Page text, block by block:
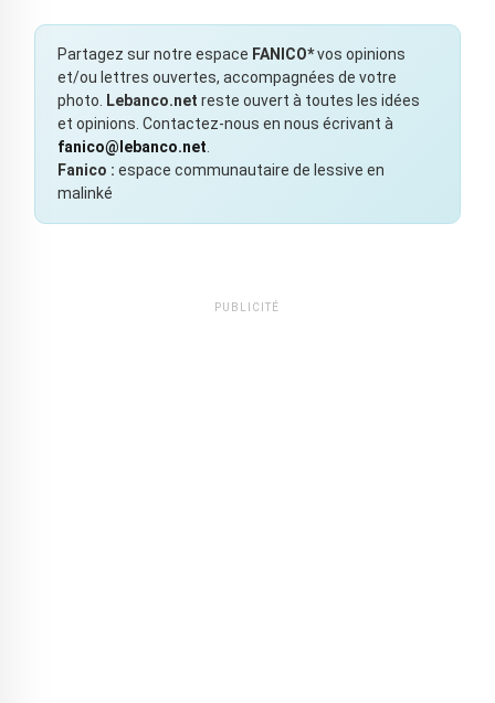
Partagez sur notre espace FANICO*vos opinions
et/ou lettres ouvertes, accompagnées de votre
photo.
Lebanco.net reste ouvert à toutes les idées
et opinions. Contactez-nous en nous écrivant à
fanico@lebanco.net
Fanico : espace communautaire de lessive en
malinké
PUBLICITÉ